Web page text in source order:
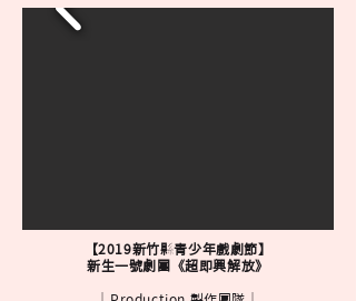
【2019新竹縣青少年戲劇節】
新生一號劇團《超即興解放》